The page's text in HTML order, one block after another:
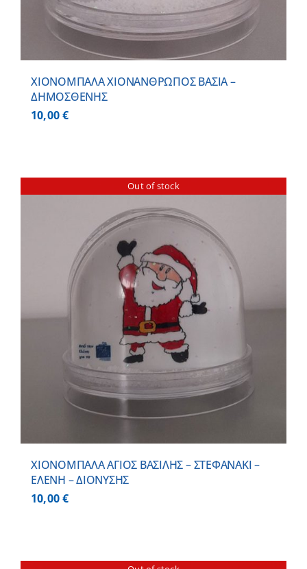
ΧΙΟΝΟΜΠΑΛΑ ΧΙΟΝΑΝΘΡΩΠΟΣ ΒΑΣΙΑ –
ΔΗΜΟΣΘΕΝΗΣ
10,00€
Out of stock
ΧΙΟΝΟΜΠΑΛΑ ΑΓΙΟΣ ΒΑΣΙΛΗΣ – ΣΤΕΦΑΝΑΚΙ –
ΕΛΕΝΗ – ΔΙΟΝΥΣΗΣ
10,00€